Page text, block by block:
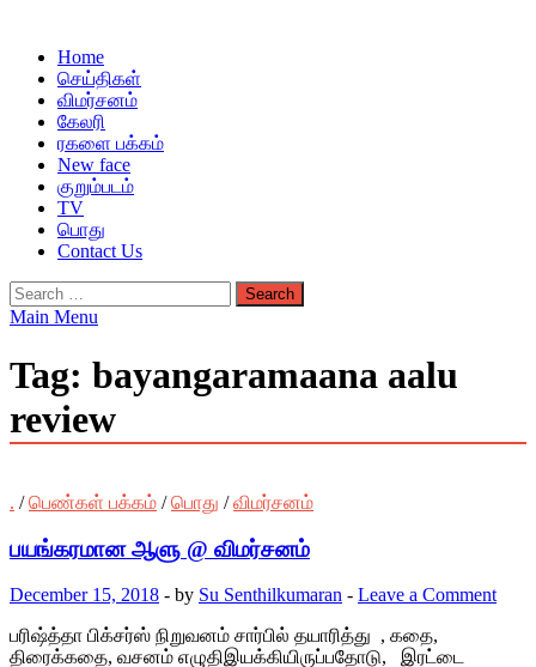
Home
செய்திகள்
விமர்சனம்
கேலரி
ரகளை பக்கம்
New face
குறும்படம்
TV
பொது
Contact Us
Search
for:
Main Menu
Tag: bayangaramaana aalu
review
. /பெண்கள் பக்கம் /பொது /விமர்சனம்
பயங்கரமான ஆளு @ விமர்சனம்
December 15, 2018 - by Su Senthilkumaran - Leave a Comment
பரிஷ்த்தா பிக்சர்ஸ் நிறுவனம் சார்பில் தயாரித்து , கதை,
திரைக்கதை, வசனம் எழுதிஇயக்கியிருப்பதோடு, இரட்டை